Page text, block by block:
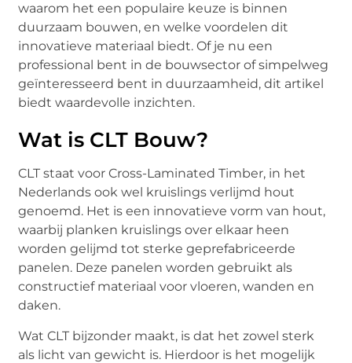
waarom het een populaire keuze is binnen
duurzaam bouwen, en welke voordelen dit
innovatieve materiaal biedt. Of je nu een
professional bent in de bouwsector of simpelweg
geïnteresseerd bent in duurzaamheid, dit artikel
biedt waardevolle inzichten.
Wat is CLT Bouw?
CLT staat voor Cross-Laminated Timber, in het
Nederlands ook wel kruislings verlijmd hout
genoemd. Het is een innovatieve vorm van hout,
waarbij planken kruislings over elkaar heen
worden gelijmd tot sterke geprefabriceerde
panelen. Deze panelen worden gebruikt als
constructief materiaal voor vloeren, wanden en
daken.
Wat CLT bijzonder maakt, is dat het zowel sterk
als licht van gewicht is. Hierdoor is het mogelijk